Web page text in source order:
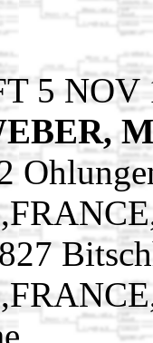
5 NOV